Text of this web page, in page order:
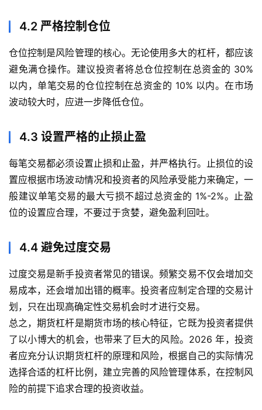
4.2 严格控制仓位
仓位控制是风险管理的核心。无论使用多大的杠杆，都应该
避免满仓操作。建议投资者将总仓位控制在总资金的 30%
以内，单笔交易的仓位控制在总资金的 10% 以内。在市场
波动较大时，应进一步降低仓位。
4.3 设置严格的止损止盈
每笔交易都必须设置止损和止盈，并严格执行。止损位的设
置应根据市场波动情况和投资者的风险承受能力来确定，一
般建议单笔交易的最大亏损不超过总资金的 1%-2%。止盈
位的设置应合理，不要过于贪婪，避免盈利回吐。
4.4 避免过度交易
过度交易是新手投资者常见的错误。频繁交易不仅会增加交
易成本，还会增加出错的概率。投资者应制定合理的交易计
划，只在出现高确定性交易机会时才进行交易。
总之，期货杠杆是期货市场的核心特征，它既为投资者提供
了以小博大的机会，也带来了巨大的风险。2026 年，投资
者应充分认识期货杠杆的原理和风险，根据自己的实际情况
选择合适的杠杆比例，建立完善的风险管理体系，在控制风
险的前提下追求合理的投资收益。